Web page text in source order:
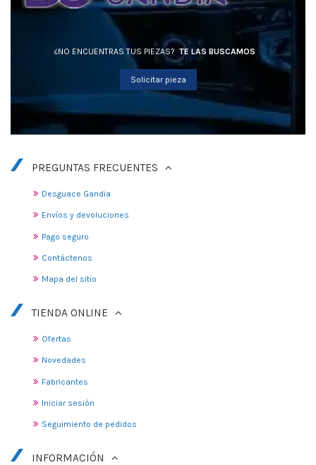
¿NO ENCUENTRAS TUS PIEZAS? TE LAS BUSCAMOS
Solicitar pieza
PREGUNTAS FRECUENTES
Desguace Gandia
Envíos y devoluciones
Pago seguro
Contáctenos
Mapa del sitio
TIENDA ONLINE
Ofertas
Novedades
Fabricantes
Iniciar sesión
Seguimiento de pedidos
INFORMACIÓN